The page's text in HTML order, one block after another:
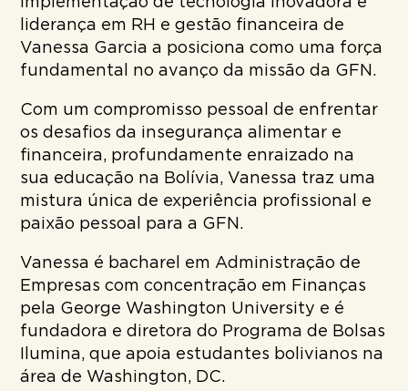
liderança em RH e gestão financeira de
Vanessa Garcia a posiciona como uma força
fundamental no avanço da missão da GFN.
Com um compromisso pessoal de enfrentar
os desafios da insegurança alimentar e
financeira, profundamente enraizado na
sua educação na Bolívia, Vanessa traz uma
mistura única de experiência profissional e
paixão pessoal para a GFN.
Vanessa é bacharel em Administração de
Empresas com concentração em Finanças
pela George Washington University e é
fundadora e diretora do Programa de Bolsas
Ilumina, que apoia estudantes bolivianos na
área de Washington, DC.